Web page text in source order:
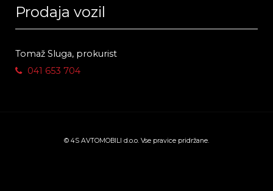
Prodaja vozil
Tomaž Sluga, prokurist
041 653 704
© 4S AVTOMOBILI d.o.o. Vse pravice pridržane.